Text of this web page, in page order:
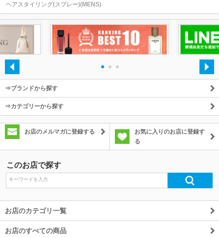
ヘアスタイリング(スプレー)(MENS)
⇒ブランドから探す
⇒カテゴリーから探す
お店のメルマガに登録する
お気に入りのお店に登録す
る
このお店で探す
お店のカテゴリ一覧
お店のすべての商品